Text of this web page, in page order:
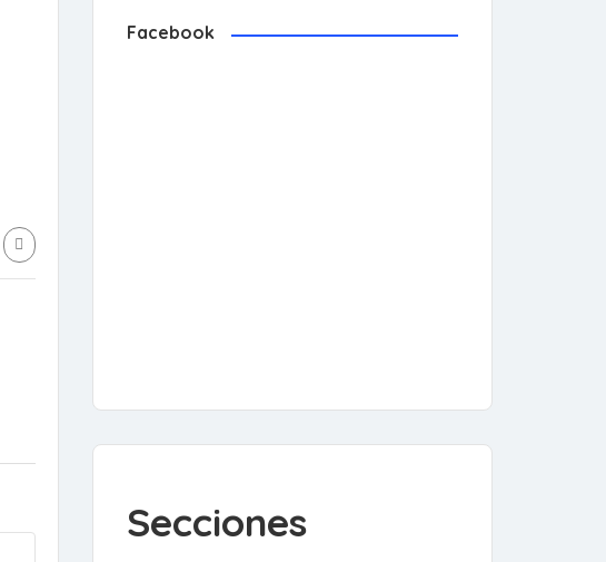
Facebook
Secciones